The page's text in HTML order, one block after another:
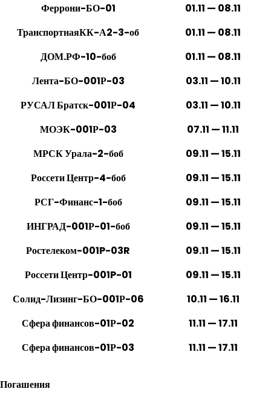
Феррони-БО-01
ТранспортнаяКК-А2-3-об
ДОМ.РФ-10-боб
Лента-БО-001Р-03
РУСАЛ Братск-001Р-04
МОЭК-001Р-03
МРСК Урала-2-боб
Россети Центр-4-боб
РСГ-Финанс-1-боб
ИНГРАД-001Р-01-боб
Ростелеком-001P-03R
Россети Центр-001P-01
Солид-Лизинг-БО-001Р-06
Сфера финансов-01Р-02
Сфера финансов-01Р-03
01.11 — 08.11
01.11 — 08.11
01.11 — 08.11
03.11 — 10.11
03.11 — 10.11
07.11 — 11.11
09.11 — 15.11
09.11 — 15.11
09.11 — 15.11
09.11 — 15.11
09.11 — 15.11
09.11 — 15.11
10.11 — 16.11
11.11 — 17.11
11.11 — 17.11
Погашения